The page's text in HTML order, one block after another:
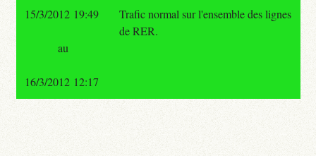
15/3/2012 19:49
Trafic normal sur l'ensemble des lignes
de RER.
au
16/3/2012 12:17